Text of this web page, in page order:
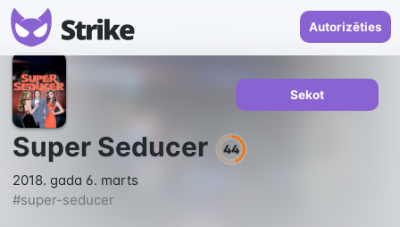
Autorizēties
Super Seducer 44
2018. gada 6. marts
#super-seducer
Sekot